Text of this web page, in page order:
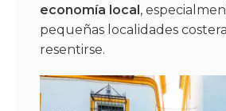
economía local,
pequeñas localidades
resentirse.